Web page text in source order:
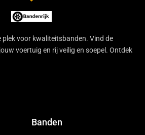
plek voor kwaliteitsbanden. Vind de
voertuig en rij veilig en soepel. Ontdek
Banden